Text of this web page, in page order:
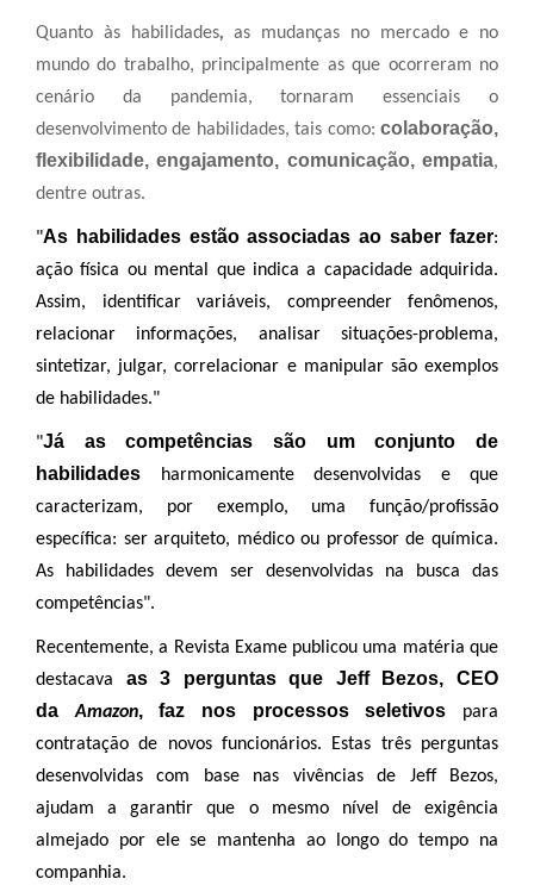
Quanto às habilidades,as mudanças no mercado e no
mundo do trabalho, principalmente as que ocorreram no
cenário da pandemia, tornaram essenciais o
desenvolvimento de habilidades, tais como: colaboração,
flexibilidade, engajamento, comunicação, empatia,
dentre outras.
"As habilidades estão associadas ao saber fazer:
ação física ou mental que indica a capacidade adquirida.
Assim, identificar variáveis, compreender fenômenos,
relacionar informações, analisar situações-problema,
sintetizar, julgar, correlacionar e manipular são exemplos
de habilidades."
"Já as competências são um conjunto de
habilidades harmonicamente desenvolvidas e que
caracterizam, por exemplo, uma função/profissão
específica: ser arquiteto, médico ou professor de química.
As habilidades devem ser desenvolvidas na busca das
competências".
Recentemente, a Revista Exame publicou uma matériaque
destacava as 3 perguntas que Jeff Bezos, CEO
da Amazon, faz nos processos seletivos para
contratação de novos funcionários. Estas três perguntas
desenvolvidas com base nas vivências de Jeff Bezos,
ajudam a garantir que o mesmo nível de exigência
almejado por ele se mantenha ao longo do tempo na
companhia.